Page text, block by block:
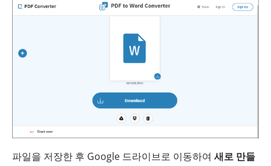
파일을 저장한 후 Google 드라이브로 이동하여 새로 만들